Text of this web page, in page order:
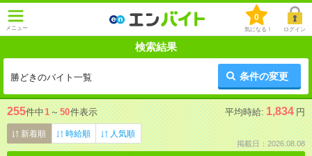
メニュー
0
気になる！ ログイン
検索結果
勝どきのバイト一覧 条件の変更
255件中1 ～ 50件表示 平均時給: 1,834 円
新着順 時給順 人気順
掲載日：2026.08.08